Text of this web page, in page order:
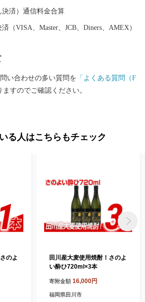
決済）通信料金合算
（VISA、Master、JCB、Diners、AMEX）
い合わせの多い質問を 「よくある質問（F
すのでご確認ください。
る人はこちらもチェック
のよ
田川産大麦使用焼酎！さのよ
い酔ひ720ml×3本
寄附金額 16,000円
福岡県田川市